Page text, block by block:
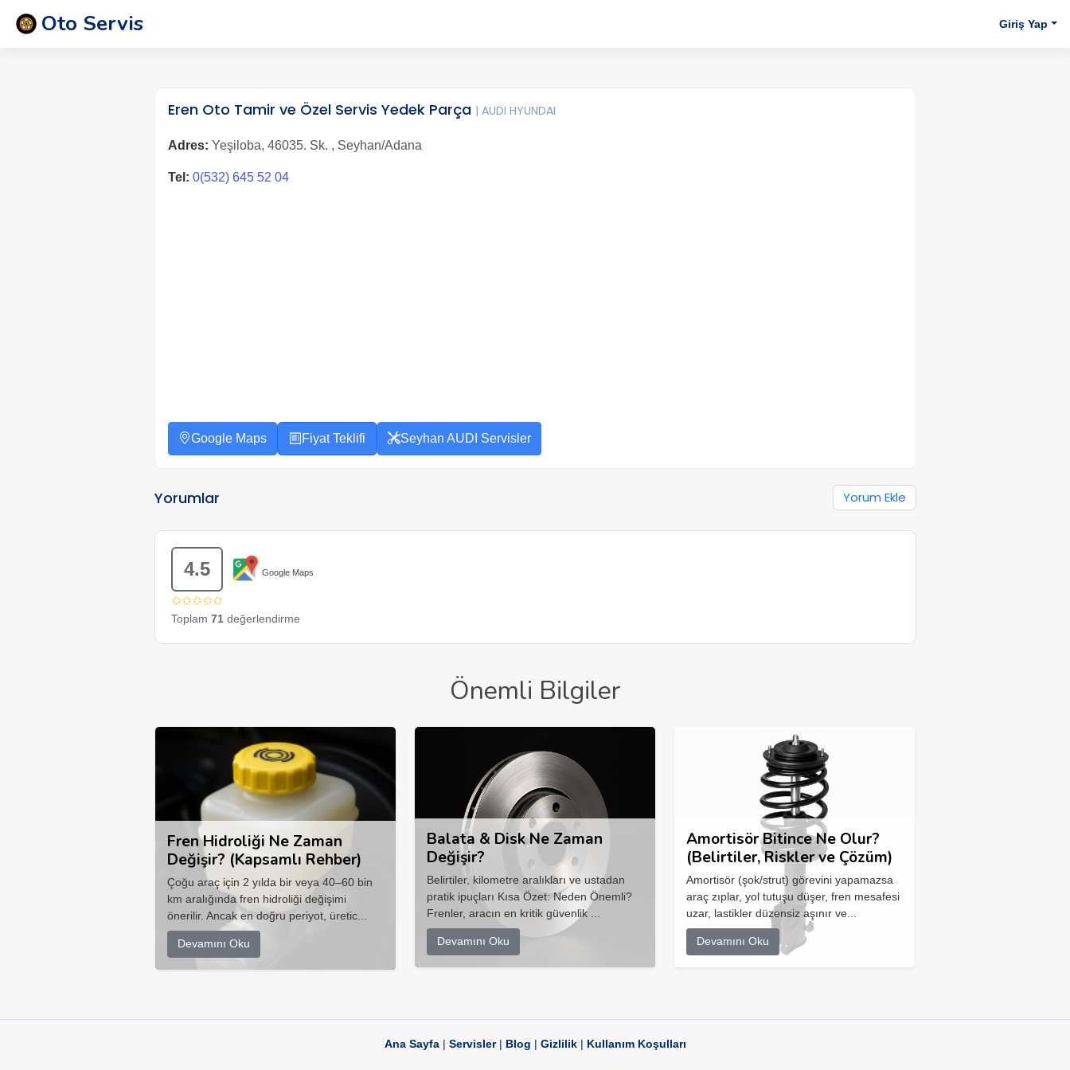
Oto Servis Giriş Yap
Eren Oto Tamir ve Özel Servis Yedek Parça | AUDI HYUNDAI
Adres: Yeşiloba, 46035. Sk. , Seyhan/Adana
Tel: 0(532) 645 52 04
Google Maps Fiyat Teklifi Seyhan AUDI Servisler
Yorumlar Yorum Ekle
4.5 Google Maps
✩✩✩✩✩
Toplam 71değerlendirme
Önemli Bilgiler
Fren Hidroliği Ne Zaman
Değişir? (Kapsamlı Rehber)
Çoğu araç için 2 yılda bir veya 40–60 bin
km aralığında fren hidroliği değişimi
önerilir. Ancak en doğru periyot, üretic...
Devamını Oku
Balata & Disk Ne Zaman
Değişir?
Belirtiler, kilometre aralıkları ve ustadan
pratik ipuçları Kısa Özet: Neden Önemli?
Frenler, aracın en kritik güvenlik ...
Devamını Oku
Amortisör Bitince Ne Olur?
(Belirtiler, Riskler ve Çözüm)
Amortisör (şok/strut) görevini yapamazsa
araç zıplar, yol tutuşu düşer, fren mesafesi
uzar, lastikler düzensiz aşınır ve...
Devamını Oku
Ana Sayfa| Servisler| Blog | Gizlilik| Kullanım Koşulları